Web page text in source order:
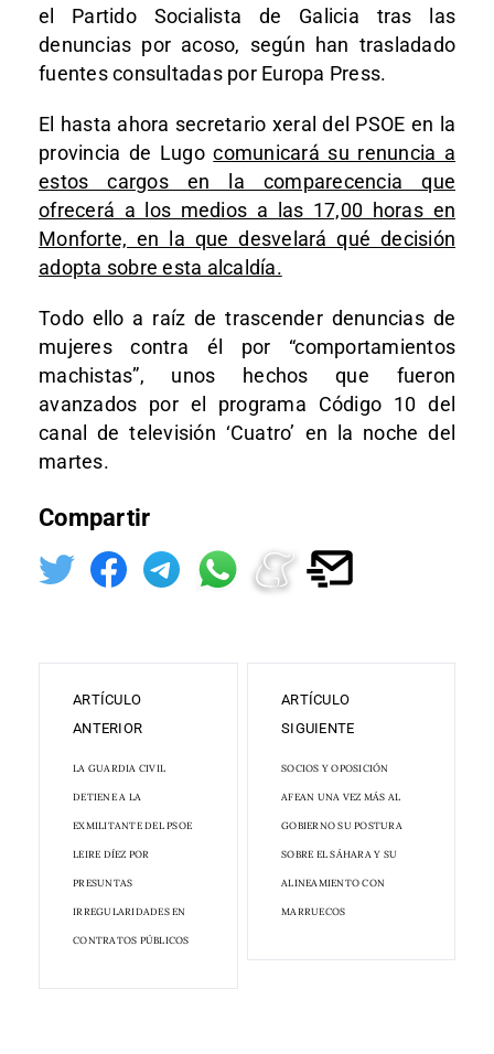
el Partido Socialista de Galicia tras las
denuncias por acoso, según han trasladado
fuentes consultadas por Europa Press.
El hasta ahora secretario xeral del PSOE en la
provincia de Lugocomunicará su renuncia a
estos cargos en la comparecencia que
ofrecerá a los medios a las 17,00 horas en
Monforte, en la que desvelará qué decisión
adopta sobre esta alcaldía.
Todo ello a raíz de trascender denuncias de
mujeres contra él por “comportamientos
machistas”, unos hechos que fueron
avanzados por el programa Código 10 del
canal de televisión ‘Cuatro’ en la noche del
martes.
Compartir
ARTÍCULO
ANTERIOR
LA GUARDIA CIVIL
DETIENE A LA
EXMILITANTE DEL PSOE
LEIRE DÍEZ POR
PRESUNTAS
IRREGULARIDADES EN
CONTRATOS PÚBLICOS
ARTÍCULO
SIGUIENTE
SOCIOS Y OPOSICIÓN
AFEAN UNA VEZ MÁS AL
GOBIERNO SU POSTURA
SOBRE EL SÁHARA Y SU
ALINEAMIENTO CON
MARRUECOS